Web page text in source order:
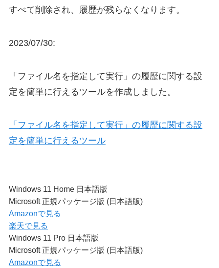
すべて削除され、履歴が残らなくなります。
2023/07/30:
「ファイル名を指定して実行」の履歴に関する設
定を簡単に行えるツールを作成しました。
「ファイル名を指定して実行」の履歴に関する設
定を簡単に行えるツール
Windows 11 Home 日本語版
Microsoft 正規パッケージ版 (日本語版)
Amazonで見る
楽天で見る
Windows 11 Pro 日本語版
Microsoft 正規パッケージ版 (日本語版)
Amazonで見る